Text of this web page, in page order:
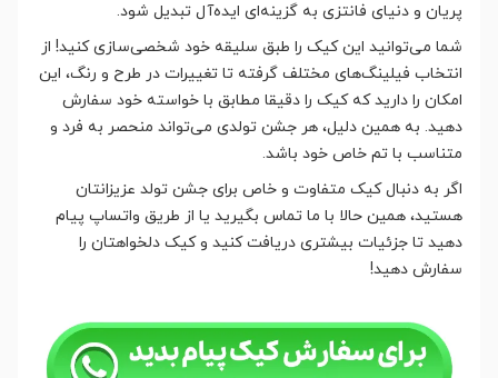
پریان و دنیای فانتزی به گزینه‌ای ایده‌آل تبدیل شود.
شما می‌توانید این کیک را طبق سلیقه خود شخصی‌سازی کنید! از
انتخاب فیلینگ‌های مختلف گرفته تا تغییرات در طرح و رنگ، این
امکان را دارید که کیک را دقیقا مطابق با خواسته خود سفارش
دهید. به همین دلیل، هر جشن تولدی می‌تواند منحصر به فرد و
متناسب با تم خاص خود باشد.
اگر به دنبال کیک متفاوت و خاص برای جشن تولد عزیزانتان
هستید، همین حالا با ما تماس بگیرید یا از طریق واتساپ پیام
دهید تا جزئیات بیشتری دریافت کنید و کیک دلخواهتان را
سفارش دهید!